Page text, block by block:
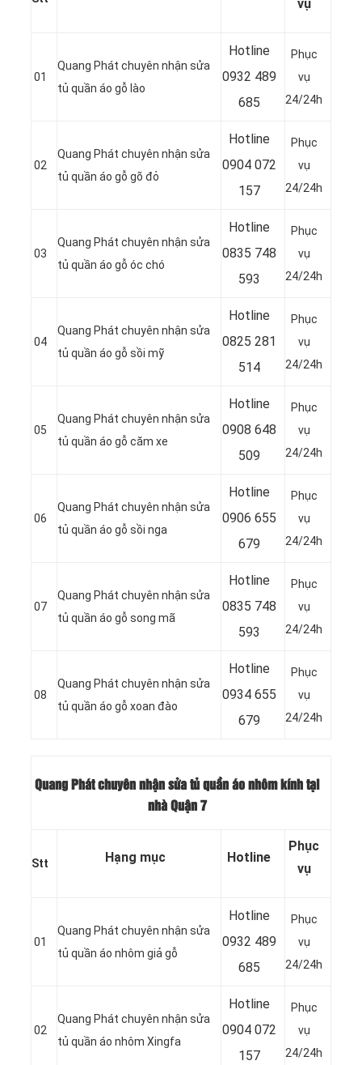
vụ
01
Quang Phát chuyên nhận sửa
tủ quần áo gỗ lào
Hotline
0932 489
685
Phục
vụ
24/24h
02
Quang Phát chuyên nhận sửa
tủ quần áo gỗ gõ đỏ
Hotline
0904 072
157
Phục
vụ
24/24h
03
Quang Phát chuyên nhận sửa
tủ quần áo gỗ óc chó
Hotline
0835 748
593
Phục
vụ
24/24h
04
Quang Phát chuyên nhận sửa
tủ quần áo gỗ sồi mỹ
Hotline
0825 281
514
Phục
vụ
24/24h
05
Quang Phát chuyên nhận sửa
tủ quần áo gỗ căm xe
Hotline
0908 648
509
Phục
vụ
24/24h
06
Quang Phát chuyên nhận sửa
tủ quần áo gỗ sồi nga
Hotline
0906 655
679
Phục
vụ
24/24h
07
Quang Phát chuyên nhận sửa
tủ quần áo gỗ song mã
Hotline
0835 748
593
Phục
vụ
24/24h
08
Quang Phát chuyên nhận sửa
tủ quần áo gỗ xoan đào
Hotline
0934 655
679
Phục
vụ
24/24h
Quang Phát chuyên nhận sửa tủ quần áo nhôm kính tại
nhà Quận 7
Stt Hạng mục Hotline
Phục
vụ
01
Quang Phát chuyên nhận sửa
tủ quần áo nhôm giả gỗ
Hotline
0932 489
685
Phục
vụ
24/24h
02
Quang Phát chuyên nhận sửa
tủ quần áo nhôm Xingfa
Hotline
0904 072
157
Phục
vụ
24/24h